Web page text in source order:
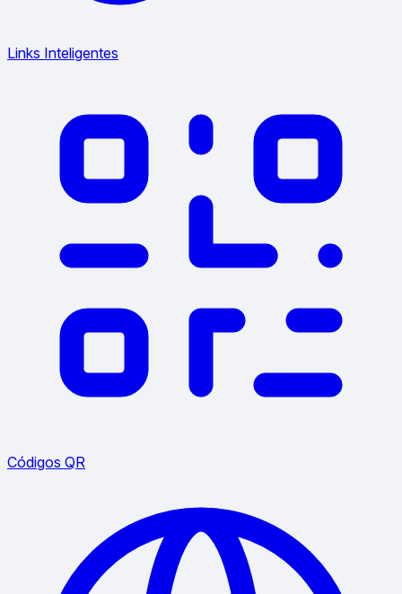
Links Inteligentes
Códigos QR